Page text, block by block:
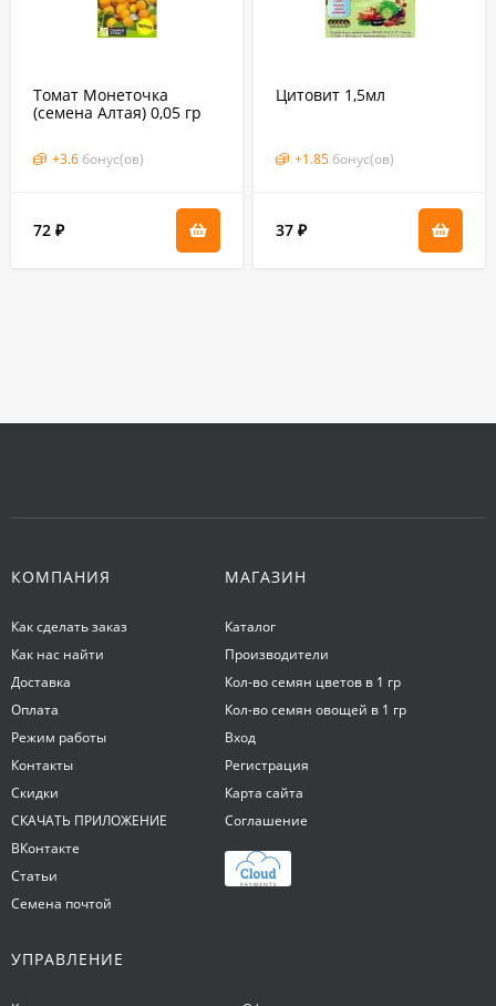
Томат Монеточка
(семена Алтая) 0,05 гр
+3.6 бонус(ов)
72 ₽
Цитовит 1,5мл
+1.85 бонус(ов)
37 ₽
КОМПАНИЯ
Как сделать заказ
Как нас найти
Доставка
Оплата
Режим работы
Контакты
Скидки
СКАЧАТЬ ПРИЛОЖЕНИЕ
ВКонтакте
Статьи
Семена почтой
МАГАЗИН
Каталог
Производители
Кол-во семян цветов в 1 гр
Кол-во семян овощей в 1 гр
Вход
Регистрация
Карта сайта
Соглашение
УПРАВЛЕНИЕ